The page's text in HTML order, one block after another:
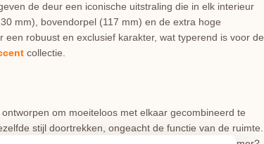
de deur een iconische uitstraling die in elk interieur
mm), bovendorpel (117 mm) en de extra hoge
robuust en exclusief karakter, wat typerend is voor de
collectie.
om moeiteloos met elkaar gecombineerd te
stijl doortrekken, ongeacht de functie van de ruimte.